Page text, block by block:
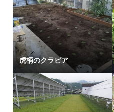
虎柄のクラピア